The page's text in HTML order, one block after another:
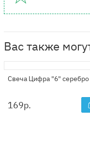
Вас также
Свеча Цифра "6" серебро
169р.